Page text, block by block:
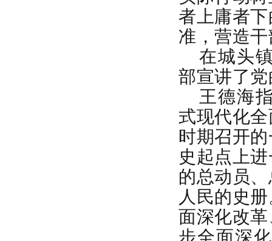
者上庸者
准，营造
在城头
部宣讲了
王德海
式现代化
时期召开
史起点上
的总动员
人民的史
面深化改
步全面深